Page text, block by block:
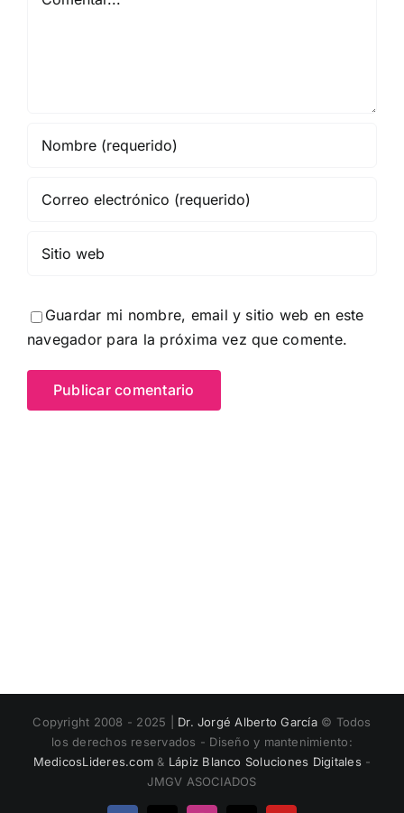
Guardar mi nombre, email y sitio web en este
navegador para la próxima vez que comente.
Copyright 2008 - 2025 | Dr. Jorgé Alberto García© Todos
los derechos reservados - Diseño y mantenimiento:
MedicosLideres.com & Lápiz Blanco Soluciones Digitales -
JMGV ASOCIADOS